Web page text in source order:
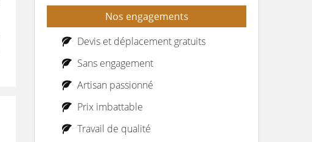
Nos engagements
Devis et déplacement gratuits
Sans engagement
Artisan passionné
Prix imbattable
Travail de qualité